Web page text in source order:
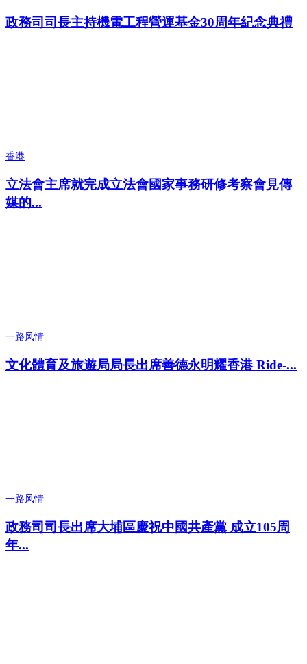
政務司司長主持機電工程營運基金30周年紀念典禮
香港
​立法會主席就完成立法會國家事務研修考察會見傳
媒的...
一路风情
文化體育及旅遊局局長出席善德永明耀香港 Ride-...
一路风情
政務司司長出席大埔區慶祝中國共產黨 成立105周
年...